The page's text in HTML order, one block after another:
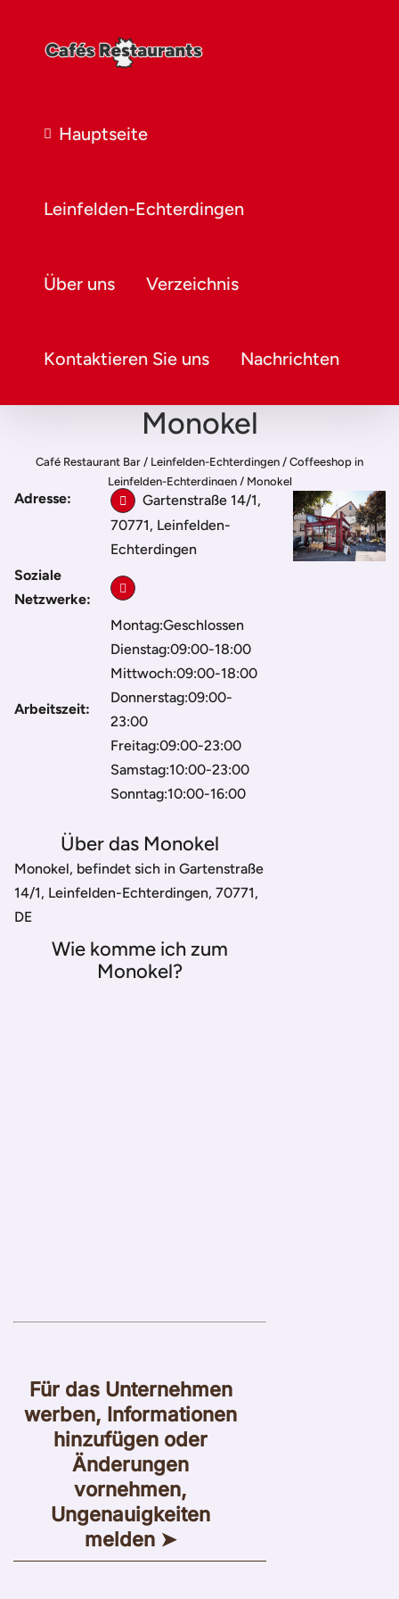
Hauptseite
Leinfelden-Echterdingen
Über uns Verzeichnis
Kontaktieren Sie uns Nachrichten
Monokel
Café Restaurant Bar / Leinfelden-Echterdingen / Coffeeshop in
Leinfelden-Echterdingen/ Monokel
Adresse:
Gartenstraße 14/1,
70771, Leinfelden-
Echterdingen
Soziale
Netzwerke:
Arbeitszeit:
Montag:Geschlossen
Dienstag:09:00-18:00
Mittwoch:09:00-18:00
Donnerstag:09:00-
23:00
Freitag:09:00-23:00
Samstag:10:00-23:00
Sonntag:10:00-16:00
Über das Monokel
Monokel, befindet sich in Gartenstraße
14/1, Leinfelden-Echterdingen, 70771,
DE
Wie komme ich zum
Monokel?
Für das Unternehmen
werben, Informationen
hinzufügen oder
Änderungen
vornehmen,
Ungenauigkeiten
melden ➤